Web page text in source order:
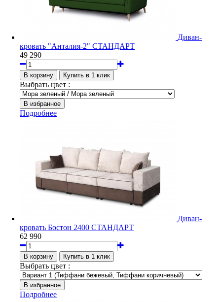
Диван-
кровать "Анталия-2" СТАНДАРТ
49 290
Выбрать цвет :
Подробнее
Диван-
кровать Бостон 2400 СТАНДАРТ
62 990
Выбрать цвет :
Подробнее